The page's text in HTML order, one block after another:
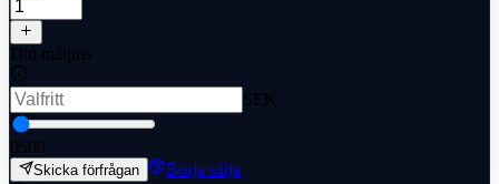
Ditt målpris
SEK
0500
Skicka förfrågan
Börja sälja